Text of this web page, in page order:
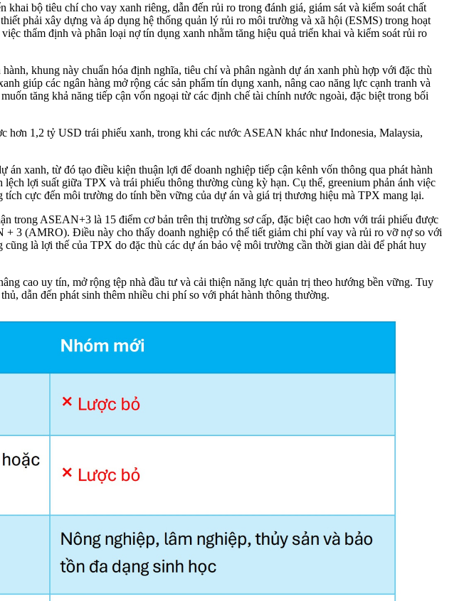
bộ tiêu chí cho vay xanh riêng, dẫn đến rủi ro trong đánh giá, giám sát và kiểm soát chất
phải xây dựng và áp dụng hệ thống quản lý rủi ro môi trường và xã hội (ESMS) trong hoạt
thẩm định và phân loại nợ tín dụng xanh nhằm tăng hiệu quả triển khai và kiểm soát rủi ro
khung này chuẩn hóa định nghĩa, tiêu chí và phân ngành dự án xanh phù hợp với đặc thù
giúp các ngân hàng mở rộng các sản phẩm tín dụng xanh, nâng cao năng lực cạnh tranh và
tăng khả năng tiếp cận vốn ngoại từ các định chế tài chính nước ngoài, đặc biệt trong bối
hơn 1,2 tỷ USD trái phiếu xanh, trong khi các nước ASEAN khác như Indonesia, Malaysia,
án xanh, từ đó tạo điều kiện thuận lợi để doanh nghiệp tiếp cận kênh vốn thông qua phát hành
lợi suất giữa TPX và trái phiếu thông thường cùng kỳ hạn. Cụ thể, greenium phản ánh việc
cực đến môi trường do tính bền vững của dự án và giá trị thương hiệu mà TPX mang lại.
trong ASEAN+3 là 15 điểm cơ bản trên thị trường sơ cấp, đặc biệt cao hơn với trái phiếu được
3 (AMRO). Điều này cho thấy doanh nghiệp có thể tiết giảm chi phí vay và rủi ro vỡ nợ so với
là lợi thế của TPX do đặc thù các dự án bảo vệ môi trường cần thời gian dài để phát huy
cao uy tín, mở rộng tệp nhà đầu tư và cải thiện năng lực quản trị theo hướng bền vững. Tuy
dẫn đến phát sinh thêm nhiều chi phí so với phát hành thông thường.